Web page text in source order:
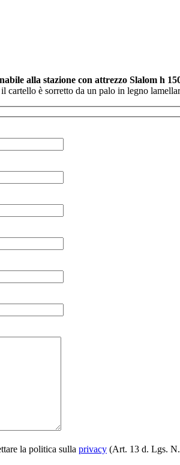
alla stazione con attrezzo Slalom h
è sorretto da un palo in legno
la politica sulla privacy (Art. 13 d. Lgs.